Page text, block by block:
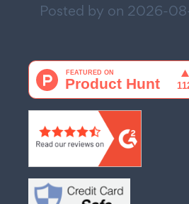
Posted by on 2026-